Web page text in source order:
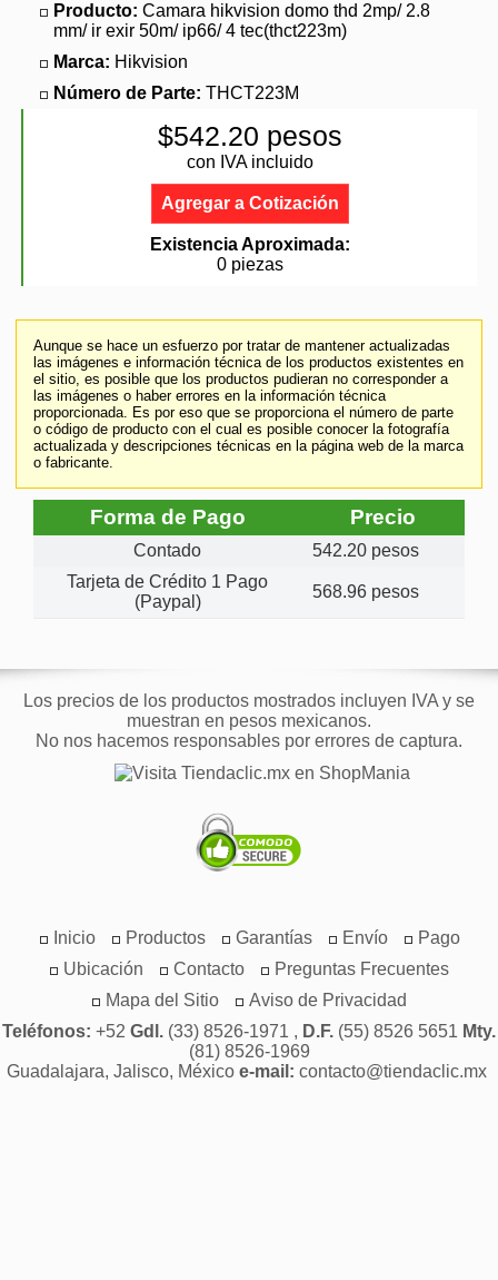
Producto: Camara hikvision domo thd 2mp/ 2.8
mm/ ir exir 50m/ ip66/ 4 tec(thct223m)
Marca: Hikvision
Número de Parte: THCT223M
$542.20 pesos
con IVA incluido
Agregar a Cotización
Existencia Aproximada:
0 piezas
Aunque se hace un esfuerzo por tratar de mantener actualizadas
las imágenes e información técnica de los productos existentes en
el sitio, es posible que los productos pudieran no corresponder a
las imágenes o haber errores en la información técnica
proporcionada. Es por eso que se proporciona el número de parte
o código de producto con el cual es posible conocer la fotografía
actualizada y descripciones técnicas en la página web de la marca
o fabricante.
Forma de Pago Precio
Contado
542.20 pesos
Tarjeta de Crédito 1 Pago
(Paypal)
568.96 pesos
Los precios de los productos mostrados incluyen IVA y se
muestran en pesos mexicanos.
No nos hacemos responsables por errores de captura.
Inicio Productos Garantías Envío
Pago
Ubicación
Contacto
Preguntas Frecuentes
Mapa del Sitio
Aviso de Privacidad
Teléfonos: +52 Gdl. (33) 8526-1971 , D.F. (55) 8526 5651 Mty.
(81) 8526-1969
Guadalajara, Jalisco, México e-mail: contacto@tiendaclic.mx